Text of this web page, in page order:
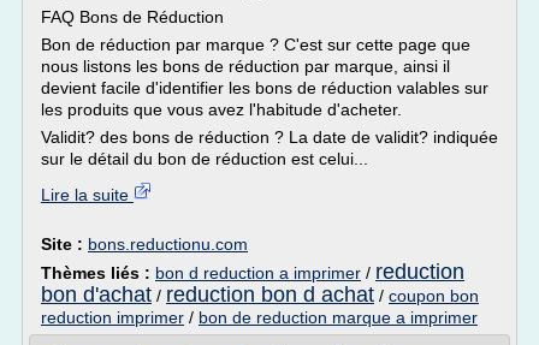
FAQ Bons de Réduction
Bon de réduction par marque ? C'est sur cette page que
nous listons les bons de réduction par marque, ainsi il
devient facile d'identifier les bons de réduction valables sur
les produits que vous avez l'habitude d'acheter.
Validit? des bons de réduction ? La date de validit? indiquée
sur le détail du bon de réduction est celui...
Lire la suite
Site : bons.reductionu.com
Thèmes liés : bon d reduction a imprimer / reduction
bon d'achat / reduction bon d achat / coupon bon
reduction imprimer / bon de reduction marque a imprimer